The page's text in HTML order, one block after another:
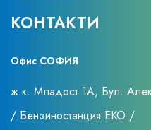
КОНТАКТИ
Офис СОФИЯ
ж.к. Младост 1А, Бул.
/ Бензиностанция ЕКО /